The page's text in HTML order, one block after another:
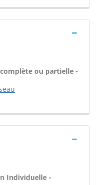
ou partielle -
Individuelle -